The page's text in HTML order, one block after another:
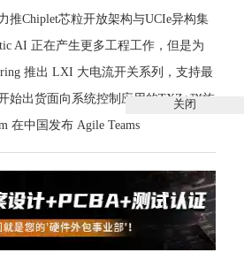
推Chiplet芯粒开放架构与UCIe异构集
其汽车产业生态智能化进程
AI 正在产生更多工程工作，但是为
开发进展并没有更快？
推出 LXI 大电流开关系列，支持最
300V 信号
始出货面向系统控制应用的TXZ+™族
组
在中国发布 Agile Teams
关闭